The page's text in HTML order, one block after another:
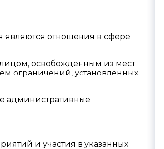
являются отношения в сфере
освобожденным из мест
ограничений, установленных
административные
и участия в указанных